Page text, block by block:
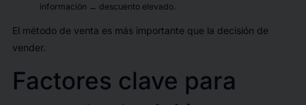
información → descuento elevado.
El método de venta es más importante que la decisión de
vender.
Factores clave para